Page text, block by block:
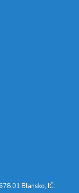
01 Blansko, IČ: